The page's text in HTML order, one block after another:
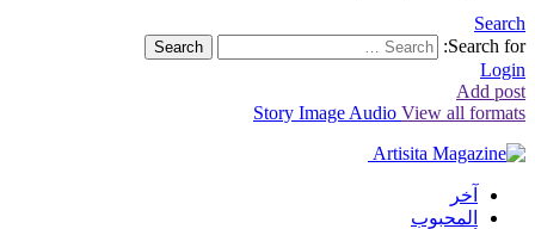
Search
Search for:
Search
Login
Add post
Story Image Audio View all formats
آخر
المحبوب